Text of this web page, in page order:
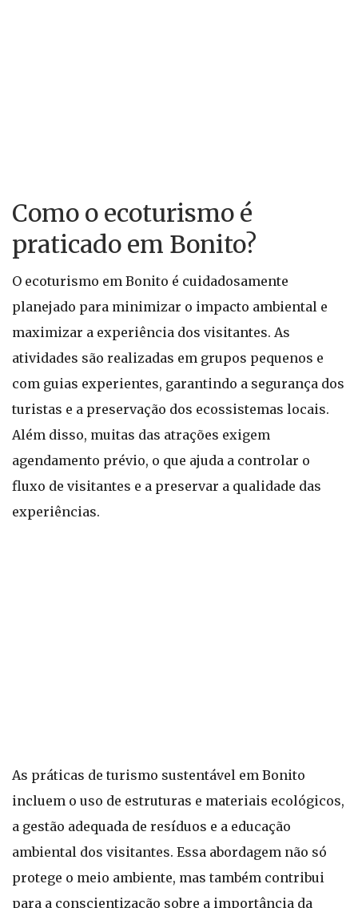
Como o ecoturismo é
praticado em Bonito?
O ecoturismo em Bonito é cuidadosamente
planejado para minimizar o impacto ambiental e
maximizar a experiência dos visitantes. As
atividades são realizadas em grupos pequenos e
com guias experientes, garantindo a segurança dos
turistas e a preservação dos ecossistemas locais.
Além disso, muitas das atrações exigem
agendamento prévio, o que ajuda a controlar o
fluxo de visitantes e a preservar a qualidade das
experiências.
As práticas de turismo sustentável em Bonito
incluem o uso de estruturas e materiais ecológicos,
a gestão adequada de resíduos e a educação
ambiental dos visitantes. Essa abordagem não só
protege o meio ambiente, mas também contribui
para a conscientização sobre a importância da